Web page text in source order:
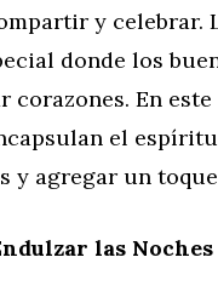
y celebrar.
donde los
corazones. En
el
y agregar un
las